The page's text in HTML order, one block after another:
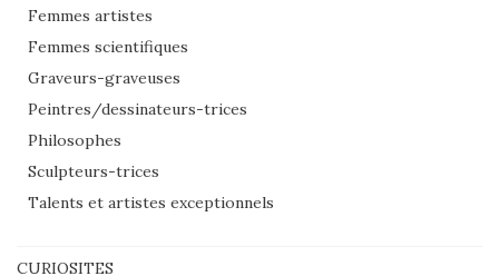
Femmes artistes
Femmes scientifiques
Graveurs-graveuses
Peintres/dessinateurs-trices
Philosophes
Sculpteurs-trices
Talents et artistes exceptionnels
CURIOSITES